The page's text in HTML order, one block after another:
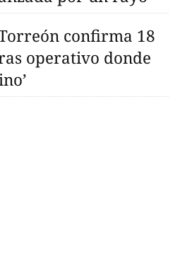
confirma 18
operativo donde